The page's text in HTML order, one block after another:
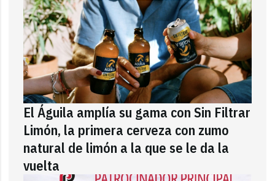
El Águila amplía su gama con Sin Filtrar
Limón, la primera cerveza con zumo
natural de limón a la que se le da la
vuelta